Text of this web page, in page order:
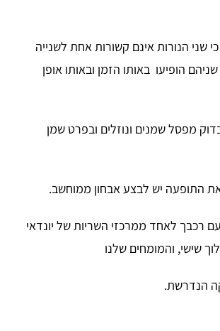
שני הנורות אינם קשורות אחת לשנייה
הופיעו באותו הזמן ובאותו אופן
מפסל שמנים ונוזלים ובפרט שמן
התופעה יש לבצע אבחון ממוחשב.
רכבך לאחד ממרכזי השריות של יונדאי
שישי, והמומחים שלנו
הנדרשת.